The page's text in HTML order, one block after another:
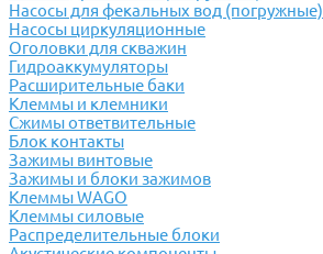
Насосы для фекальных вод (погружные)
Насосы циркуляционные
Оголовки для скважин
Гидроаккумуляторы
Расширительные баки
Клеммы и клемники
Cжимы ответвительные
Блок контакты
Зажимы винтовые
Зажимы и блоки зажимов
Клеммы WAGO
Клеммы силовые
Распределительные блоки